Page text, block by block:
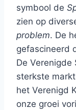
symbool de
zien op
problem. De
gefascineerd
De
sterkste
het Verenigd
onze groei